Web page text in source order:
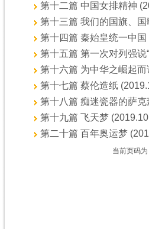
第十二篇 中国女排精神
第十三篇 我们的国旗、
第十四篇 秦始皇统一中
第十五篇 第一次对列强说
第十六篇 为中华之崛起
第十七篇 蔡伦造纸
第十八篇 痴迷瓷器的萨
第十九篇 飞天梦
第二十篇 百年奥运梦
当前页码